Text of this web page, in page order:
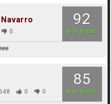
92
MUY BUENO
0
85
MUY BUENO
648 0 0